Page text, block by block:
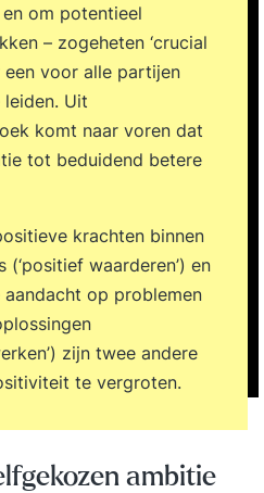
om potentieel
– zogeheten ‘crucial
een voor alle partijen
Uit
komt naar voren dat
tot beduidend betere
krachten binnen
waarderen’) en
op problemen
zijn twee andere
te vergroten.
ambitie